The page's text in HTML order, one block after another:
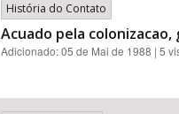
História do Contato
Acuado pela
Adicionado:05 de Mai de 1988 | 5